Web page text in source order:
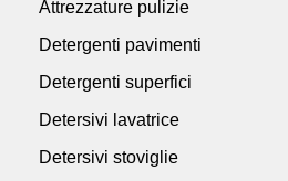
Attrezzature pulizie
Detergenti pavimenti
Detergenti superfici
Detersivi lavatrice
Detersivi stoviglie